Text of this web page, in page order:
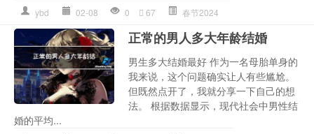
ybd 02-08 0 67 春节2024
正常的男人多大年龄结婚
男生多大结婚最好 作为一名母胎单身的
我来说，这个问题确实让人有些尴尬。
但既然点开了，我就分享一下自己的想
法。 根据数据显示，现代社会中男性结
婚的平均...